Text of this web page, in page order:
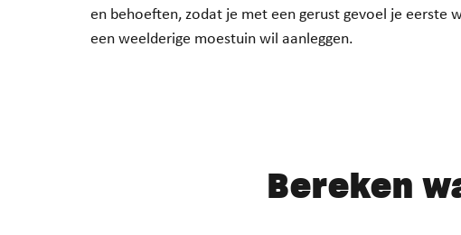
en behoeften, zodat je met een gerust gevoel je eerste
een weelderige moestuin wil aanleggen.
Bereken